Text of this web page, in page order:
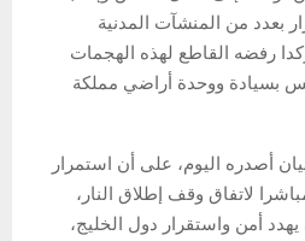
بعدد من المنشآت المدنية
رفضه القاطع لهذه الهجمات
بسيادة ووحدة أراضي مملكة
أصدره اليوم، على أن استمرار
لاتفاق وقف إطلاق النار،
أمن واستقرار دول الخليج،